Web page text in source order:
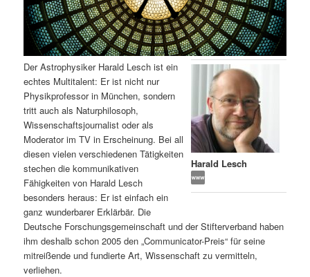
I
n
h
a
l
t
s
p
r
e
n
I
n
h
a
l
t
s
Harald Lesch
Der Astrophysiker Harald Lesch ist ein
echtes Multitalent: Er ist nicht nur
Physikprofessor in München, sondern
tritt auch als Naturphilosoph,
Wissenschaftsjournalist oder als
Moderator im TV in Erscheinung. Bei all
diesen vielen verschiedenen Tätigkeiten
stechen die kommunikativen
Fähigkeiten von Harald Lesch
besonders heraus: Er ist einfach ein
ganz wunderbarer Erklärbär. Die
Deutsche Forschungsgemeinschaft und der Stifterverband haben
ihm deshalb schon 2005 den „Communicator-Preis“ für seine
mitreißende und fundierte Art, Wissenschaft zu vermitteln,
verliehen.